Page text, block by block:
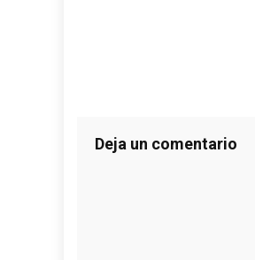
Deja un comentario